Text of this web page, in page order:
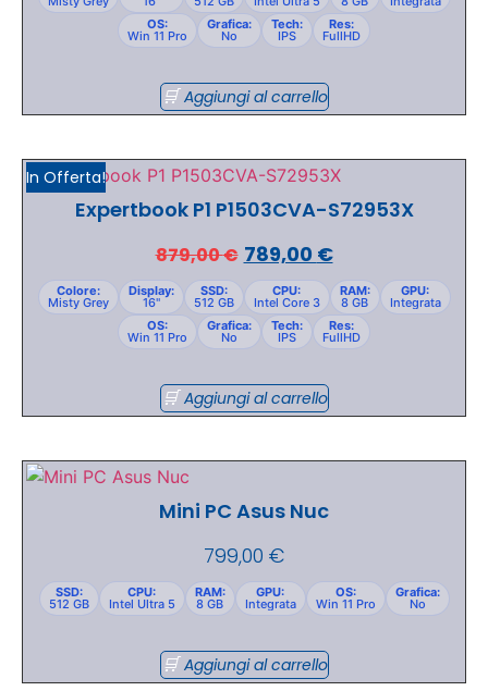
OS:
Win 11 Pro
Grafica:
No
Tech:
IPS
Res:
FullHD
Aggiungi al carrello
In Offerta!
Expertbook P1 P1503CVA-S72953X
879,00€ 789,00 €
Colore:
Misty Grey
Display:
16"
SSD:
512 GB
CPU:
Intel Core 3
RAM:
8 GB
GPU:
Integrata
OS:
Win 11 Pro
Grafica:
No
Tech:
IPS
Res:
FullHD
Aggiungi al carrello
Mini PC Asus Nuc
799,00 €
SSD:
512 GB
CPU:
Intel Ultra 5
RAM:
8 GB
GPU:
Integrata
OS:
Win 11 Pro
Grafica:
No
Aggiungi al carrello